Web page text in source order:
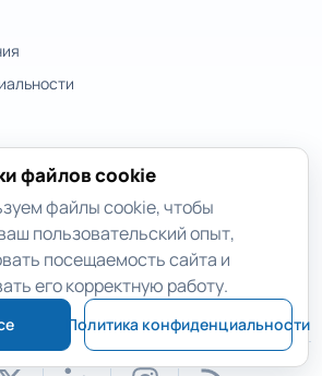
77а
файлов cookie
файлы cookie, чтобы
пользовательский опыт,
посещаемость сайта и
его корректную работу.
Политика конфиденциальности